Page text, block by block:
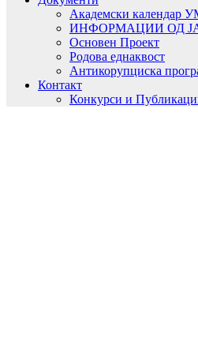
Академски календар
ИНФОРМАЦИИ ОД
Основен Проект
Родова еднаквост
Антикорупциска
Контакт
Конкурси и